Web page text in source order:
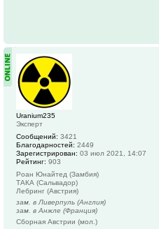
Uranium235
Эксперт
Сообщений: 3421
Благодарностей: 2449
Зарегистрирован: 03 июл 2021, 14:07
Рейтинг: 903
Роан Юнайтед (Замбия)
ТАКА (Сальвадор)
Лебринг (Австрия)
зам. в Ливерпуль (Англия)
зам. в Анжле (Франция)
Сборная Австрии (мол.)